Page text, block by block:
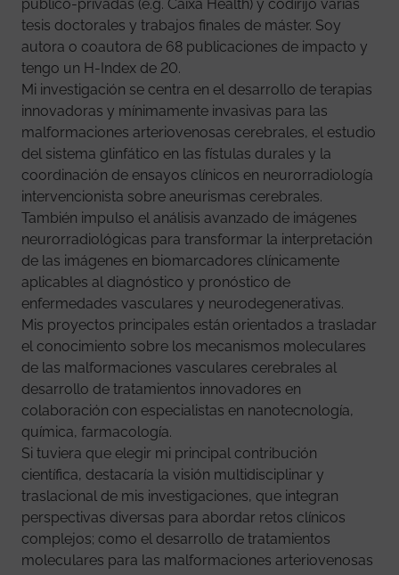
público-privadas (e.g. Caixa Health) y codirijo varias
tesis doctorales y trabajos finales de máster. Soy
autora o coautora de 68 publicaciones de impacto y
tengo un H-Index de 20.
Mi investigación se centra en el desarrollo de terapias
innovadoras y mínimamente invasivas para las
malformaciones arteriovenosas cerebrales, el estudio
del sistema glinfático en las fístulas durales y la
coordinación de ensayos clínicos en neurorradiología
intervencionista sobre aneurismas cerebrales.
También impulso el análisis avanzado de imágenes
neurorradiológicas para transformar la interpretación
de las imágenes en biomarcadores clínicamente
aplicables al diagnóstico y pronóstico de
enfermedades vasculares y neurodegenerativas.
Mis proyectos principales están orientados a trasladar
el conocimiento sobre los mecanismos moleculares
de las malformaciones vasculares cerebrales al
desarrollo de tratamientos innovadores en
colaboración con especialistas en nanotecnología,
química, farmacología.
Si tuviera que elegir mi principal contribución
científica, destacaría la visión multidisciplinar y
traslacional de mis investigaciones, que integran
perspectivas diversas para abordar retos clínicos
complejos; como el desarrollo de tratamientos
moleculares para las malformaciones arteriovenosas